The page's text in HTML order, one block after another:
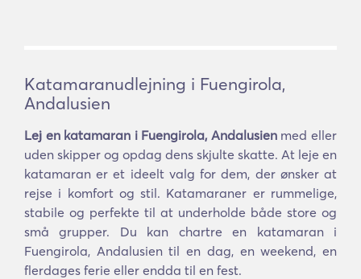
Katamaranudlejning i Fuengirola,
Andalusien
Lej en katamaran i Fuengirola, Andalusienmed eller
uden skipper og opdag dens skjulte skatte. At leje en
katamaran er et ideelt valg for dem, der ønsker at
rejse i komfort og stil. Katamaraner er rummelige,
stabile og perfekte til at underholde både store og
små grupper. Du kan chartre en katamaran i
Fuengirola, Andalusien til en dag, en weekend, en
flerdages ferie eller endda til en fest.